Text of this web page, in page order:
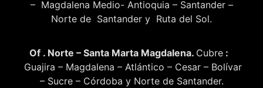
– Magdalena Medio- Antioquia – Santander –
Norte de Santander y Ruta del Sol.
Of . Norte – Santa Marta Magdalena. Cubre :
Guajira – Magdalena – Atlántico – Cesar – Bolívar
– Sucre – Córdoba y Norte de Santander.